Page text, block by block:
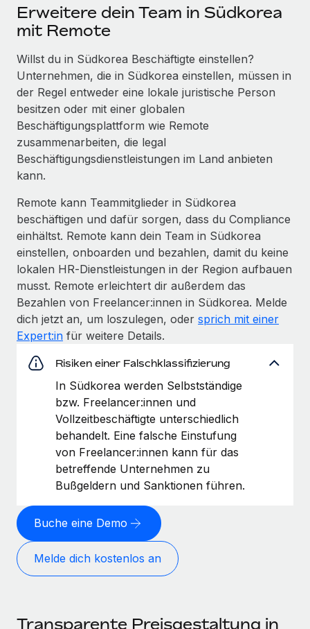
Erweitere dein Team in Südkorea
mit Remote
Willst du in Südkorea Beschäftigte einstellen?
Unternehmen, die in Südkorea einstellen, müssen in
der Regel entweder eine lokale juristische Person
besitzen oder mit einer globalen
Beschäftigungs­plattform wie Remote
zusammenarbeiten, die legal
Beschäftigungs­dienstleistungen im Land anbieten
kann.
Remote kann Teammitglieder in Südkorea
beschäftigen und dafür sorgen, dass du Compliance
einhältst. Remote kann dein Team in Südkorea
einstellen, onboarden und bezahlen, damit du keine
lokalen HR‑Dienstleistungen in der Region aufbauen
musst. Remote erleichtert dir außerdem das
Bezahlen von Freelancer:innen in Südkorea. Melde
dich jetzt an, um loszulegen, oder sprich mit einer
Expert:in für weitere Details.
Risiken einer Falschklassifizierung
In Südkorea werden Selbstständige
bzw. Freelancer:innen und
Vollzeitbeschäftigte unterschiedlich
behandelt. Eine falsche Einstufung
von Freelancer:innen kann für das
betreffende Unternehmen zu
Bußgeldern und Sanktionen führen.
Buche eine Demo
Melde dich kostenlos an
Transparente Preisgestaltung in